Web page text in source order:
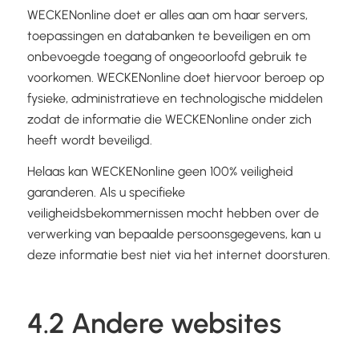
WECKENonline doet er alles aan om haar servers,
toepassingen en databanken te beveiligen en om
onbevoegde toegang of ongeoorloofd gebruik te
voorkomen. WECKENonline doet hiervoor beroep op
fysieke, administratieve en technologische middelen
zodat de informatie die WECKENonline onder zich
heeft wordt beveiligd.
Helaas kan WECKENonline geen 100% veiligheid
garanderen. Als u specifieke
veiligheidsbekommernissen mocht hebben over de
verwerking van bepaalde persoonsgegevens, kan u
deze informatie best niet via het internet doorsturen.
4.2 Andere websites